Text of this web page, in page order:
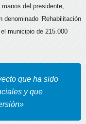
del presidente,
‘Rehabilitación
municipio de 215.000
que ha sido
y que